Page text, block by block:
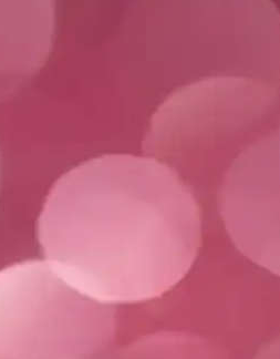
ve rahatlık önemli faktörlerdir.
avantajlar sunar.
yeni annelerin en uygun ürünü